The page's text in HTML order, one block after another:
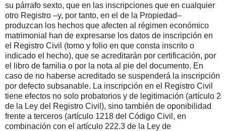
su párrafo sexto, que en las inscripciones que en cualquier
otro Registro –y, por tanto, en el de la Propiedad–
produzcan los hechos que afecten al régimen económico
matrimonial han de expresarse los datos de inscripción en
el Registro Civil (tomo y folio en que consta inscrito o
indicado el hecho), que se acreditarán por certificación, por
el libro de familia o por la nota al pie del documento. En
caso de no haberse acreditado se suspenderá la inscripción
por defecto subsanable. La inscripción en el Registro Civil
tiene efectos no solo probatorios y de legitimación (artículo 2
de la Ley del Registro Civil), sino también de oponibilidad
frente a terceros (artículo 1218 del Código Civil, en
combinación con el artículo 222.3 de la Ley de